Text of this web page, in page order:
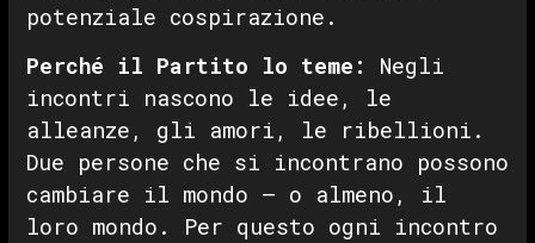
potenziale cospirazione.
Perché il Partito lo teme:
Negli
incontri nascono le idee, le
alleanze, gli amori, le ribellioni.
Due persone che si incontrano possono
cambiare il mondo — o almeno, il
loro mondo. Per questo ogni incontro